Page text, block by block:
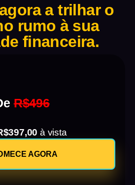
a trilhar o
rumo à sua
financeira.
R$496
à vista
AGORA